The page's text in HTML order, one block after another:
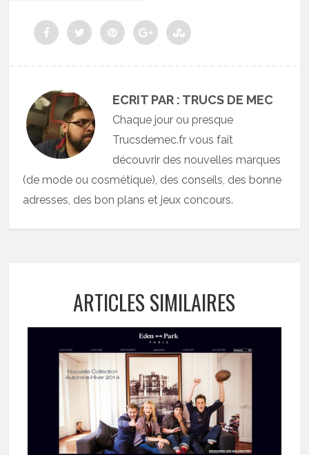
ECRIT PAR : TRUCS DE MEC
Chaque jour ou presque
Trucsdemec.fr vous fait
découvrir des nouvelles marques
(de mode ou cosmétique), des conseils, des bonne
adresses, des bon plans et jeux concours.
ARTICLES SIMILAIRES